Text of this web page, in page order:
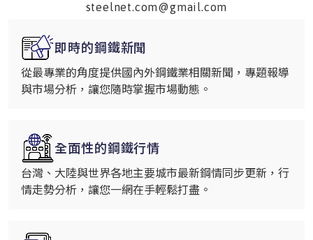
steelnet.com@gmail.com
即時的鋼鐵新聞
從最專業的角度提供國內外鋼鐵業相關新聞，專題報導
與市場分析，讓您隨時掌握市場動態。
全面性的鋼鐵行情
台灣、大陸與世界各地主要城市最新鋼情同步更新，行
情走勢分析，讓您一網在手輕鬆打盡。